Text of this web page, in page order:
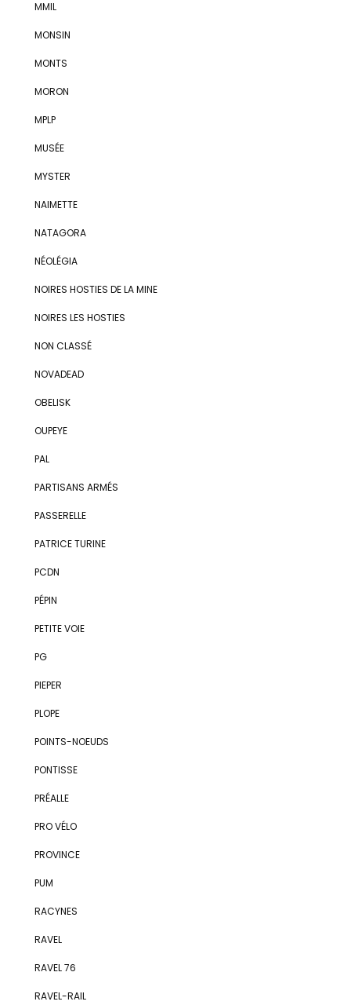
MMIL
MONSIN
MONTS
MORON
MPLP
MUSÉE
MYSTER
NAIMETTE
NATAGORA
NÉOLÉGIA
NOIRES HOSTIES DE LA MINE
NOIRES LES HOSTIES
NON CLASSÉ
NOVADEAD
OBELISK
OUPEYE
PAL
PARTISANS ARMÉS
PASSERELLE
PATRICE TURINE
PCDN
PÉPIN
PETITE VOIE
PG
PIEPER
PLOPE
POINTS-NOEUDS
PONTISSE
PRÉALLE
PRO VÉLO
PROVINCE
PUM
RACYNES
RAVEL
RAVEL 76
RAVEL-RAIL